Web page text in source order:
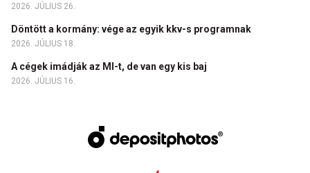
2026. JÚLIUS 26.
Döntött a kormány: vége az egyik kkv-s programnak
2026. JÚLIUS 18.
A cégek imádják az MI-t, de van egy kis baj
2026. JÚLIUS 16.